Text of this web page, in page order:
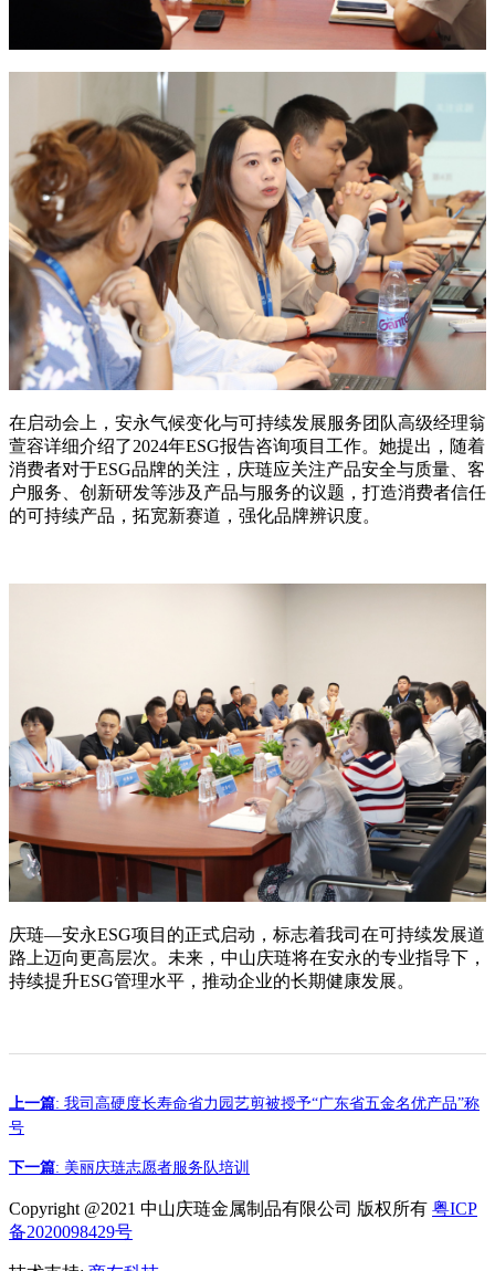
在启动会上，安永气候变化与可持续发展服务团队高级经理翁
萱容详细介绍了2024年ESG报告咨询项目工作。她提出，随着
消费者对于ESG品牌的关注，庆琏应关注产品安全与质量、客
户服务、创新研发等涉及产品与服务的议题，打造消费者信任
的可持续产品，拓宽新赛道，强化品牌辨识度。
庆琏—安永ESG项目的正式启动，标志着我司在可持续发展道
路上迈向更高层次。未来，中山庆琏将在安永的专业指导下，
持续提升ESG管理水平，推动企业的长期健康发展。
上一篇: 我司高硬度长寿命省力园艺剪被授予“广东省五金名优产品”称
号
下一篇: 美丽庆琏志愿者服务队培训
Copyright @2021 中山庆琏金属制品有限公司 版权所有 粤ICP
备2020098429号